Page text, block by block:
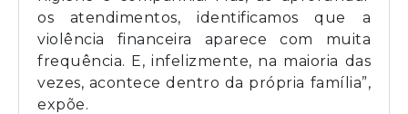
os atendimentos, identificamos que a
violência financeira aparece com muita
frequência. E, infelizmente, na maioria das
vezes, acontece dentro da própria família”,
expõe.